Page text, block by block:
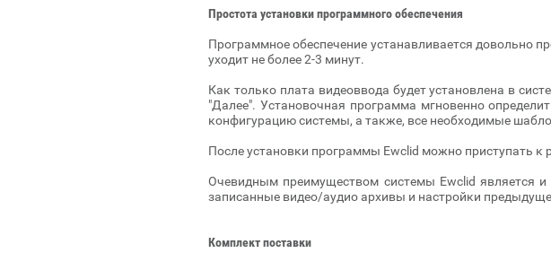
Простота установки программного обеспечения
Программное обеспечение устанавливается довольно
уходит не более 2-3 минут.
Как только плата видеоввода будет установлена в
"Далее". Установочная программа мгновенно
конфигурацию системы, а также, все необходимые
После установки программы Ewclid можно приступать к
Очевидным преимуществом системы Ewclid является
записанные видео/аудио архивы и настройки
Комплект поставки